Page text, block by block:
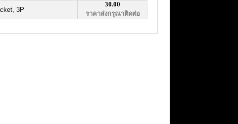
3P
30.00
ราคาส่งกรุณาติดต่อ